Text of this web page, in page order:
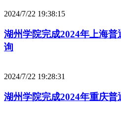
2024/7/22 19:38:15
湖州学院完成2024年上海
询
2024/7/22 19:28:31
湖州学院完成2024年重庆普